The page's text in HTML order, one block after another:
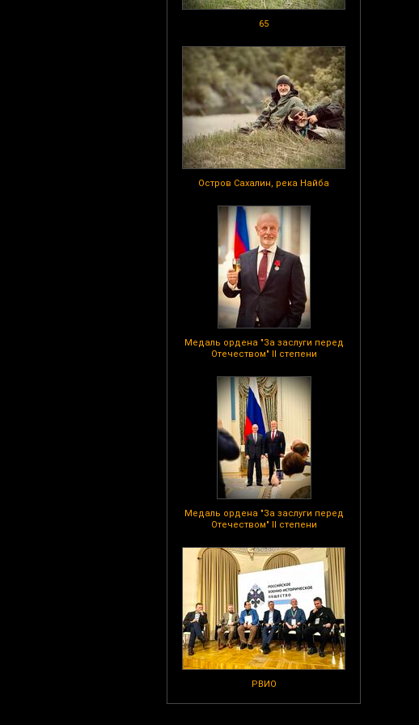
65
Остров Сахалин, река Найба
Медаль ордена "За заслуги перед
Отечеством" II степени
Медаль ордена "За заслуги перед
Отечеством" II степени
РВИО